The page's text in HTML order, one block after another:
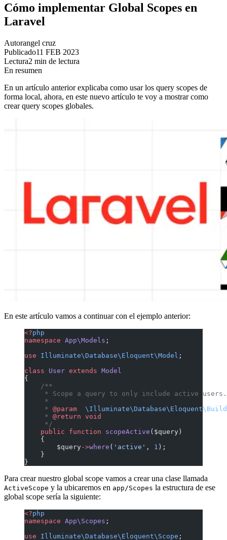
Cómo implementar Global Scopes en
Laravel
Autorangel cruz
Publicado11 FEB 2023
Lectura2 min de lectura
En resumen
En un artículo anterior explicaba como usar los query scopes de
forma local, ahora, en este nuevo artículo te voy a mostrar como
crear query scopes globales.
En este artículo vamos a continuar con el ejemplo anterior:
<?php
namespace App\Models ;
use Illuminate\Database\Eloquent\Model ;
class User extends Model
{
    /**
     * Scope a query to only include active users.
     *
     *
@param
     *
@return void
     */
    public
function scopeActive ($query)
    {
        $query
->where ( 'active' , 1 );
    }
}
Para crear nuestro global scope vamos a crear una clase llamada
ActiveScope y la ubicaremos en app/Scopes la estructura de ese
global scope sería la siguiente:
<?php
namespace App\Scopes ;
use Illuminate\Database\Eloquent\Scope ;